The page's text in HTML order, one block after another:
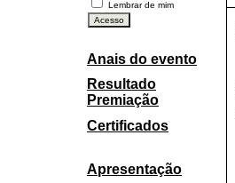
Lembrar de mim
Anais do evento
Resultado
Premiação
Certificados
Apresentação